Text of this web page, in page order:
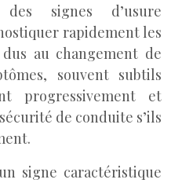
signes d’usure
rapidement les
au changement de
souvent subtils
progressivement et
de conduite s’ils
signe caractéristique